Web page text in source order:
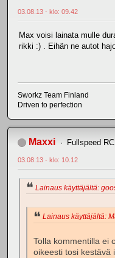
03.08.13 - klo: 09.42
Max voisi lainata mulle
rikki :) . Eihän ne autot
Sworkz Team Finland
Driven to perfection
Maxxi Fullspeed RC
03.08.13 - klo: 10.12
Lainaus käyttäjältä:
Lainaus käyttäjältä:
Tolla kommentilla ei
oikeesti tosi kestävä